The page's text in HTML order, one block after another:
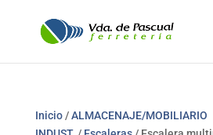
Inicio/ALMACENAJE/MOBILIARIO